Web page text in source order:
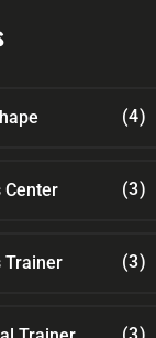
(4)
Center (3)
Trainer (3)